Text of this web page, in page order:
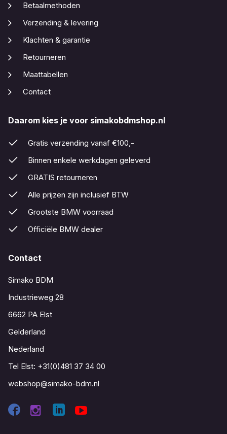
Betaalmethoden
Verzending & levering
Klachten & garantie
Retourneren
Maattabellen
Contact
Daarom kies je voor simakobdmshop.nl
Gratis verzending vanaf €100,-
Binnen enkele werkdagen geleverd
GRATIS retourneren
Alle prijzen zijn inclusief BTW
Grootste BMW voorraad
Officiële BMW dealer
Contact
Simako BDM
Industrieweg 28
6662 PA Elst
Gelderland
Nederland
Tel Elst: +31(0)481 37 34 00
webshop@simako-bdm.nl